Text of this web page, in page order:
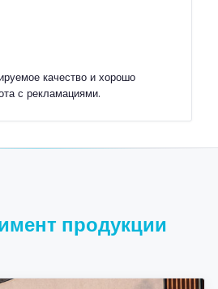
качество и хорошо
с рекламациями.
продукции